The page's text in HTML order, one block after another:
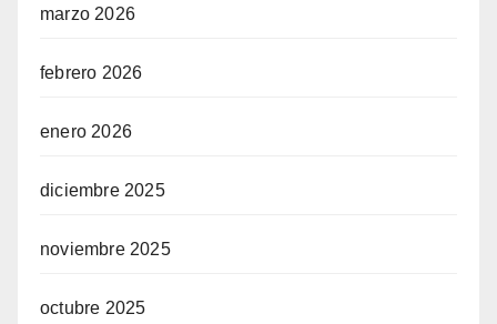
marzo 2026
febrero 2026
enero 2026
diciembre 2025
noviembre 2025
octubre 2025